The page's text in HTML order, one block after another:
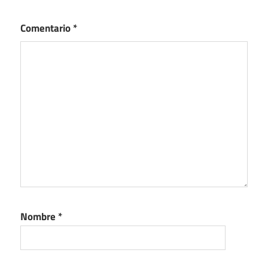
Comentario*
Nombre *